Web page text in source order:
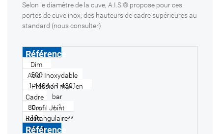
Selon le diamètre de la cuve, A.I.S ® propose pour ces
portes de cuve inox, des hauteurs de cadre supérieures au
standard (nous consulter)
H10-
500-80
500
1.4404 / 1.4301
+ 1
80 x
10
Rectangulaire**
EPDM